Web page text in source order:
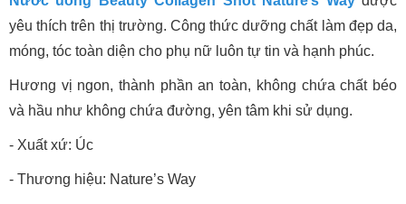
yêu thích trên thị trường. Công thức dưỡng chất làm đẹp da,
móng, tóc toàn diện cho phụ nữ luôn tự tin và hạnh phúc.
Hương vị ngon, thành phần an toàn, không chứa chất béo
và hầu như không chứa đường, yên tâm khi sử dụng.
- Xuất xứ: Úc
- Thương hiệu: Nature’s Way